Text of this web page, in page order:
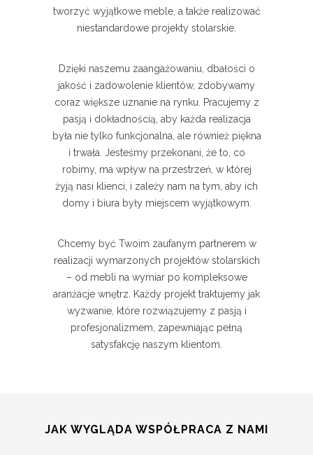
tworzyć wyjątkowe meble, a także realizować
niestandardowe projekty stolarskie.
Dzięki naszemu zaangażowaniu, dbałości o
jakość i zadowolenie klientów, zdobywamy
coraz większe uznanie na rynku. Pracujemy z
pasją i dokładnością, aby każda realizacja
była nie tylko funkcjonalna, ale również piękna
i trwała. Jesteśmy przekonani, że to, co
robimy, ma wpływ na przestrzeń, w której
żyją nasi klienci, i zależy nam na tym, aby ich
domy i biura były miejscem wyjątkowym.
Chcemy być Twoim zaufanym partnerem w
realizacji wymarzonych projektów stolarskich
– od mebli na wymiar po kompleksowe
aranżacje wnętrz. Każdy projekt traktujemy jak
wyzwanie, które rozwiązujemy z pasją i
profesjonalizmem, zapewniając pełną
satysfakcję naszym klientom.
JAK WYGLĄDA WSPÓŁPRACA Z NAMI